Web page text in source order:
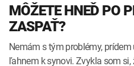
MÔŽETE HNEĎ PO
ZASPAŤ?
Nemám s tým problémy,
ľahnem k synovi. Zvykla som si,